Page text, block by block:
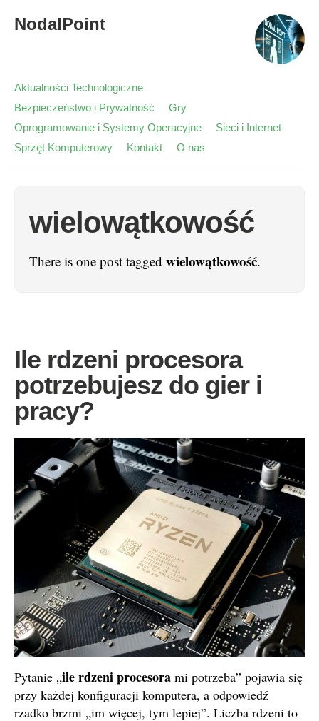
NodalPoint
Aktualności Technologiczne
Bezpieczeństwo i Prywatność
Gry
Oprogramowanie i Systemy Operacyjne
Sieci i Internet
Sprzęt Komputerowy
Kontakt O nas
wielowątkowość
There is one post tagged wielowątkowość.
Ile rdzeni procesora
potrzebujesz do gier i
pracy?
Pytanie „ile rdzeni procesora mi potrzeba” pojawia się
przy każdej konfiguracji komputera, a odpowiedź
rzadko brzmi „im więcej, tym lepiej”. Liczba rdzeni to